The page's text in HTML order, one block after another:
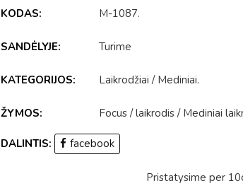
KODAS: M-1087.
SANDĖLYJE: Turime
KATEGORIJOS: Laikrodžiai / Mediniai.
ŽYMOS: Focus /laikrodis / Mediniai
DALINTIS: facebook
Pristatysime per